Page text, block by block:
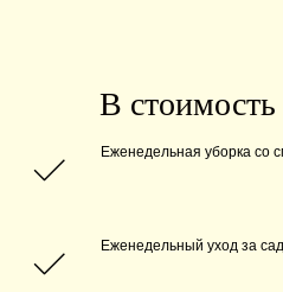
В
Еженедельная уборка со
Еженедельный уход за